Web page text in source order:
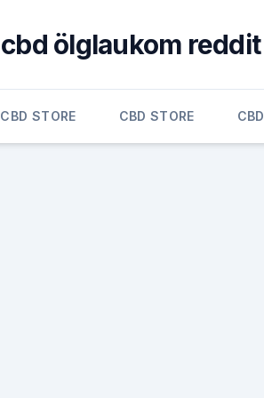
cbd ölglaukom reddit
CBD STORE CBD STORE